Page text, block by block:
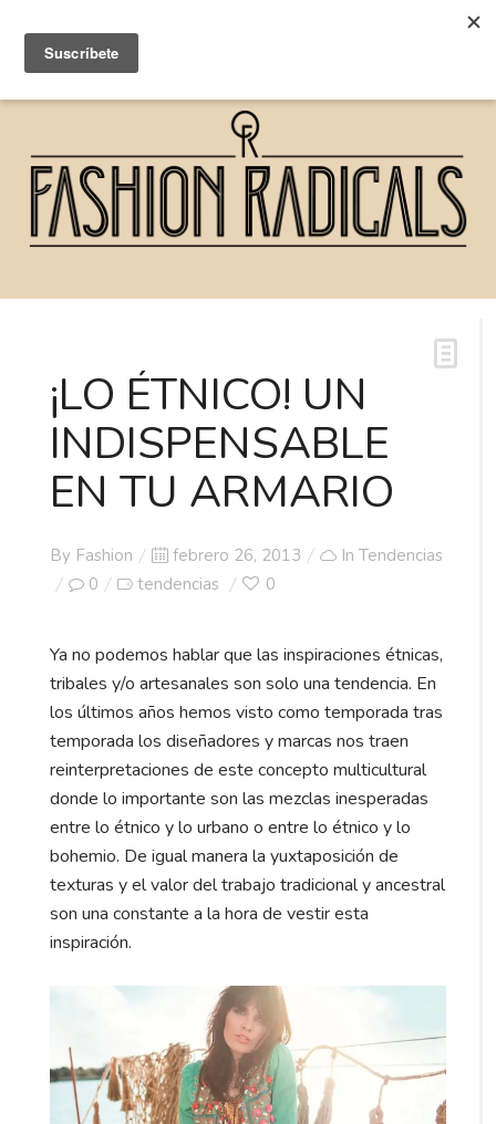
¡LO ÉTNICO! UN
INDISPENSABLE
EN TU ARMARIO
By Fashion
Posted
on
febrero 26, 2013 In Tendencias
0
tendencias 0
Ya no podemos hablar que las inspiraciones étnicas,
tribales y/o artesanales son solo una tendencia. En
los últimos años hemos visto como temporada tras
temporada los diseñadores y marcas nos traen
reinterpretaciones de este concepto multicultural
donde lo importante son las mezclas inesperadas
entre lo étnico y lo urbano o entre lo étnico y lo
bohemio. De igual manera la yuxtaposición de
texturas y el valor del trabajo tradicional y ancestral
son una constante a la hora de vestir esta
inspiración.